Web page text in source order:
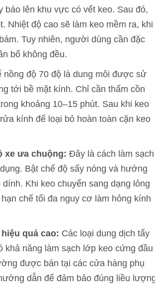
lên khu vực có vết keo. Sau đó,
Nhiệt độ cao sẽ làm keo mềm ra, khi
Tuy nhiên, người dùng cần đặc
bố không đều.
nồng độ 70 độ là dung môi được sử
tới bề mặt kính. Chỉ cần thấm cồn
khoảng 10–15 phút. Sau khi keo
kính để loại bỏ hoàn toàn cặn keo
xe ưa chuộng: Đây là cách làm sạch
Bật chế độ sấy nóng và hướng
Khi keo chuyển sang dạng lỏng
chế tối đa nguy cơ làm hỏng kính
quả cao: Các loại dung dịch tẩy
khả năng làm sạch lớp keo cứng đầu
được bán tại các cửa hàng phụ
dẫn để đảm bảo đúng liều